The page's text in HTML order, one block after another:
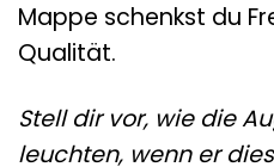
Mappe schenkst du
Qualität.
Stell dir vor, wie die
leuchten, wenn er